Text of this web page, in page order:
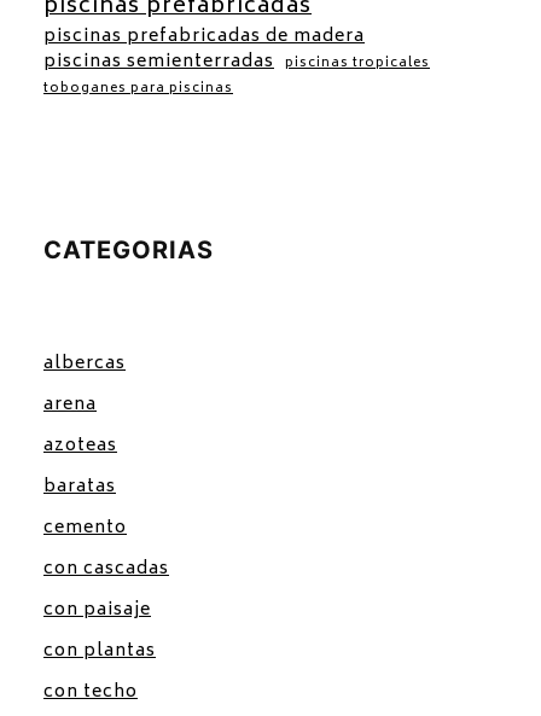
piscinas prefabricadas de madera
piscinas semienterradas piscinas tropicales
toboganes para piscinas
CATEGORIAS
albercas
arena
azoteas
baratas
cemento
con cascadas
con paisaje
con plantas
con techo